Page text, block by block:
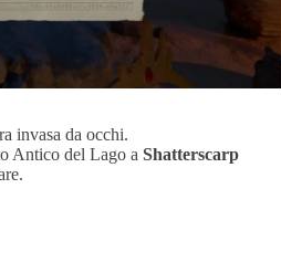
invasa da occhi.
Antico del Lago a Shatterscarp